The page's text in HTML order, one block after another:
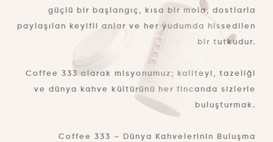
güçlü bir başlangıç, kısa bir mola, dostlarla
paylaşılan keyifli anlar ve her yudumda hissedilen
bir tutkudur.
Coffee 333 olarak misyonumuz; kaliteyi, tazeliği
ve dünya kahve kültürünü her fincanda sizlerle
buluşturmak.
Coffee 333 – Dünya Kahvelerinin Buluşma